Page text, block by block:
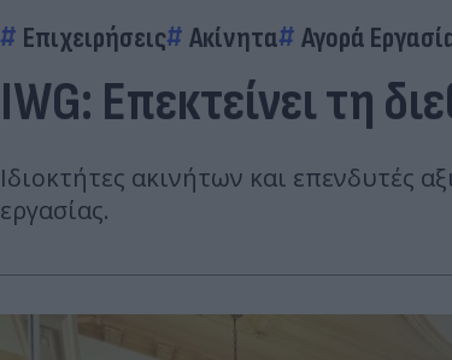
Επιχειρήσεις Ακίνητα Αγορά
IWG: Επεκτείνει τη
Ιδιοκτήτες ακινήτων και επενδυτές
εργασίας.